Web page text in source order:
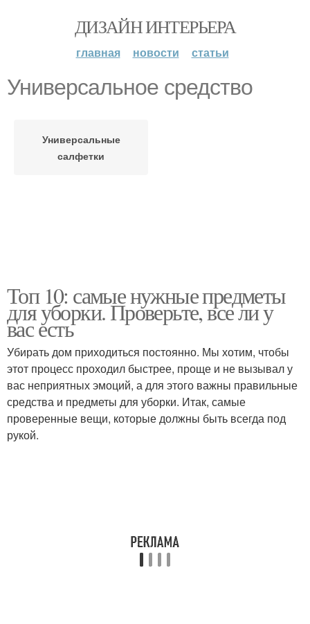
ДИЗАЙН ИНТЕРЬЕРА
главная новости статьи
Универсальное средство
Универсальные
салфетки
Топ 10: самые нужные предметы
для уборки. Проверьте, все ли у
вас есть
Убирать дом приходиться постоянно. Мы хотим, чтобы
этот процесс проходил быстрее, проще и не вызывал у
вас неприятных эмоций, а для этого важны правильные
средства и предметы для уборки. Итак, самые
проверенные вещи, которые должны быть всегда под
рукой.